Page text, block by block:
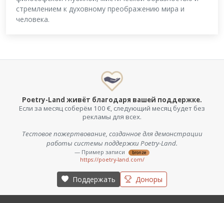
стремлением к духовному преображению мира и
человека.
Poetry-Land живёт благодаря вашей поддержке.
Если за месяц соберём 100 €, следующий месяц будет без
рекламы для всех.
Тестовое пожертвование, созданное для демонстрации
работы системы поддержки Poetry-Land.
— Пример записи bronze
https://poetry-land.com/
Поддержать Доноры